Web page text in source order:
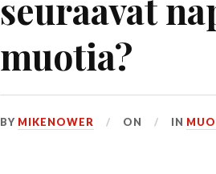
seuraavat
muotia?
BY MIKENOWER ON IN